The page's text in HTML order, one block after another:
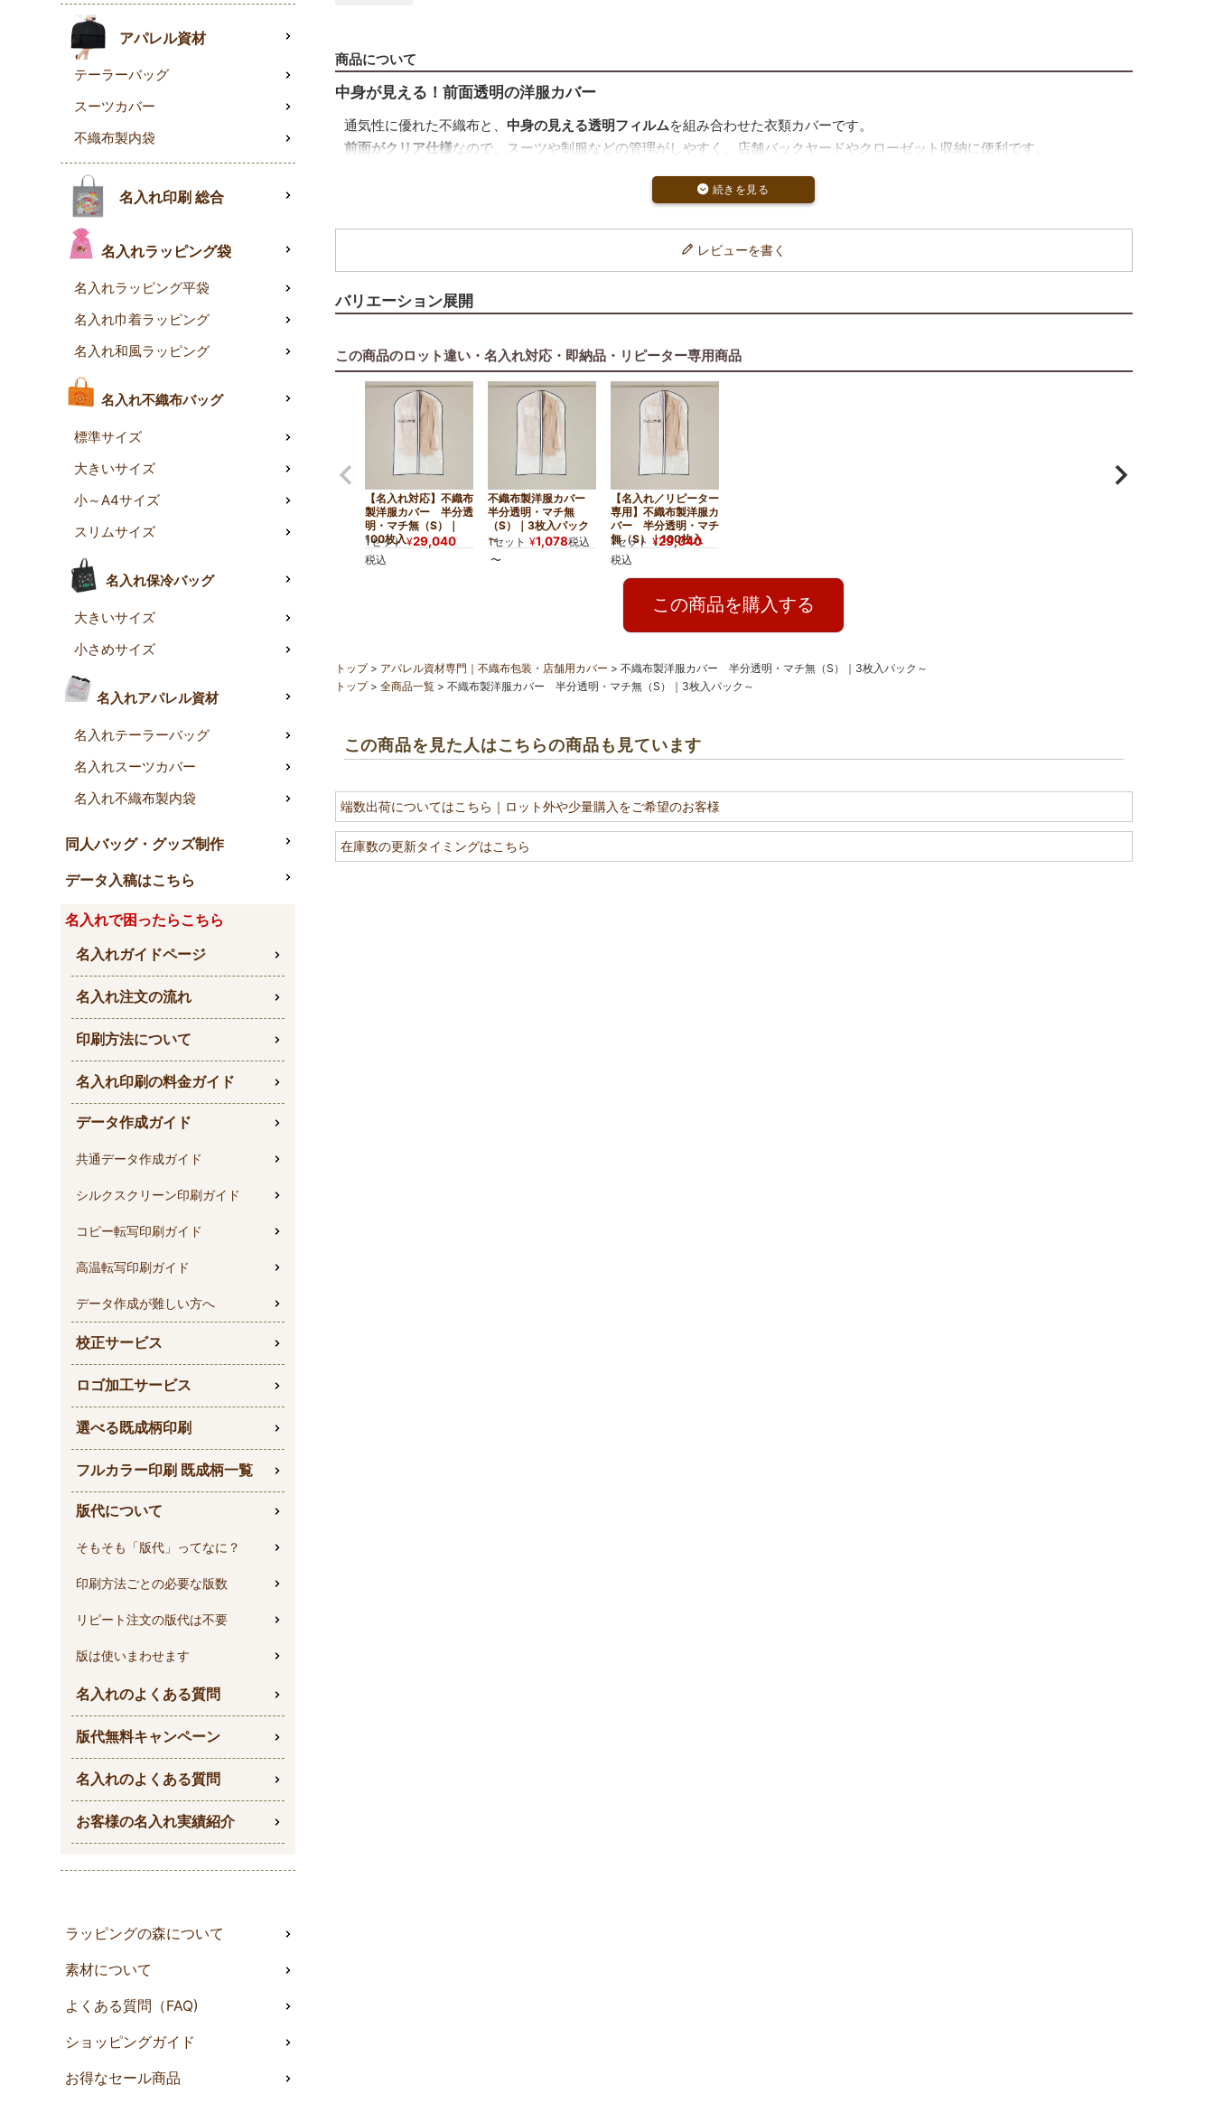
アパレル資材
テーラーバッグ
スーツカバー
不織布製内袋
名入れ印刷 総合
名入れラッピング袋
名入れラッピング平袋
名入れ巾着ラッピング
名入れ和風ラッピング
名入れ不織布バッグ
標準サイズ
大きいサイズ
小～A4サイズ
スリムサイズ
名入れ保冷バッグ
大きいサイズ
小さめサイズ
名入れアパレル資材
名入れテーラーバッグ
名入れスーツカバー
名入れ不織布製内袋
同人バッグ・グッズ制作
データ入稿はこちら
名入れで困ったらこちら
名入れガイドページ
名入れ注文の流れ
印刷方法について
名入れ印刷の料金ガイド
データ作成ガイド
共通データ作成ガイド
シルクスクリーン印刷ガイド
コピー転写印刷ガイド
高温転写印刷ガイド
データ作成が難しい方へ
校正サービス
ロゴ加工サービス
選べる既成柄印刷
フルカラー印刷 既成柄一覧
版代について
そもそも「版代」ってなに？
印刷方法ごとの必要な版数
リピート注文の版代は不要
版は使いまわせます
名入れのよくある質問
版代無料キャンペーン
名入れのよくある質問
お客様の名入れ実績紹介
ラッピングの森について
素材について
よくある質問（FAQ)
ショッピングガイド
お得なセール商品
商品について
中身が見える！前面透明の洋服カバー
通気性に優れた不織布と、 中身の見える透明フィルムを組み合わせた衣類カバーです。
前面がクリア仕様なので、スーツや制服などの管理がしやすく、店舗バックヤードやクローゼット収納に便利です。
サイズ・数量で選べる3種展開
ご家庭向けの 3枚入りパック
レビューを書く
バリエーション展開
この商品のロット違い・名入れ対応・即納品・リピーター専用商品
【名入れ対応】不織布
製洋服カバー 半分透
明・マチ無（S）｜
100枚入
1セット ¥29,040
税込
不織布製洋服カバー
半分透明・マチ無
（S）｜3枚入パック
～
1セット ¥1,078税込
〜
【名入れ／リピーター
専用】不織布製洋服カ
バー 半分透明・マチ
無（S）｜100枚入
1セット ¥29,040
税込
この商品を購入する
トップ アパレル資材専門｜不織布包装・店舗用カバー
不織布製洋服カバー 半分透明・マチ無（S）｜3枚入パック～
トップ
全商品一覧 不織布製洋服カバー 半分透明・マチ無（S）｜3枚入パック～
この商品を見た人はこちらの商品も見ています
端数出荷についてはこちら ｜ロット外や少量購入をご希望のお客様
在庫数の更新タイミングはこちら